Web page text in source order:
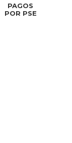
PAGOS
POR PSE